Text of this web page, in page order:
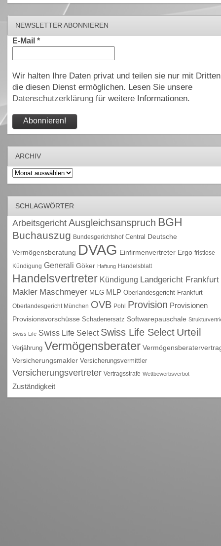
NEWSLETTER ABONNIEREN
E-Mail *
Wir halten Ihre Daten privat und teilen sie nur mit
die diesen Dienst ermöglichen. Lesen Sie unsere
Datenschutzerklärungfür weitere Informationen.
ARCHIV
Archiv
SCHLAGWÖRTER
Arbeitsgericht Ausgleichsanspruch BGH
Buchauszug Bundesgerichtshof Central Deutsche
Vermögensberatung DVAG Einfirmenvertreter Ergo fristlose
Kündigung Generali Göker Haftung Handelsblatt
Handelsvertreter Kündigung Landgericht Frankfurt
Makler Maschmeyer MEG MLP Oberlandesgericht Frankfurt
Oberlandesgericht München OVB Pohl Provision Provisionen
Provisionsvorschüsse Schadenersatz Softwarepauschale
Swiss Life Swiss Life Select Swiss Life Select Urteil
Verjährung Vermögensberater
Versicherungsmakler Versicherungsvermittler
Versicherungsvertreter Vertragsstrafe Wettbewerbsverbot
Zuständigkeit